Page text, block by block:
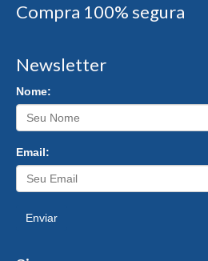
Compra 100% segura
Newsletter
Nome:
Email:
Enviar